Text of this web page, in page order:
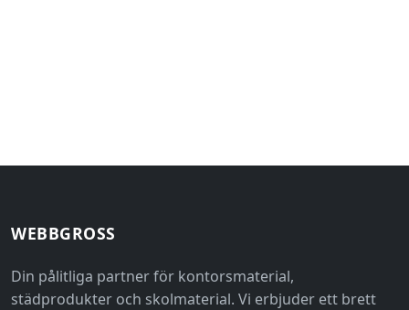
WEBBGROSS
Din pålitliga partner för kontorsmaterial,
städprodukter och skolmaterial. Vi erbjuder ett brett